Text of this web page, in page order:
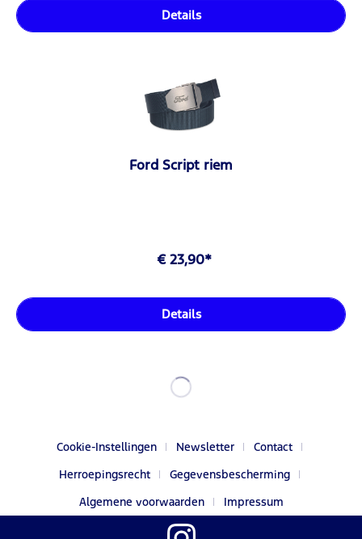
Details
Ford Script riem
€ 23,90*
Details
Cookie-Instellingen Newsletter
Contact
Herroepingsrecht
Gegevensbescherming
Algemene voorwaarden
Impressum